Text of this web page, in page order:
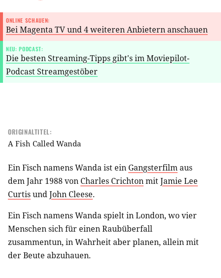
ONLINE SCHAUEN:
Bei Magenta TV und 4 weiteren Anbietern anschauen
NEU: PODCAST:
Die besten Streaming-Tipps gibt's im Moviepilot-
Podcast Streamgestöber
ORIGINALTITEL:
A Fish Called Wanda
Ein Fisch namens Wanda ist ein Gangsterfilmaus
dem Jahr 1988 von Charles CrichtonmitJamie Lee
CurtisundJohn Cleese.
Ein Fisch namens Wanda spielt in London, wo vier
Menschen sich für einen Raubüberfall
zusammentun, in Wahrheit aber planen, allein mit
der Beute abzuhauen.